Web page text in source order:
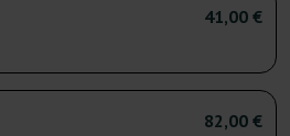
41,00 €
82,00 €